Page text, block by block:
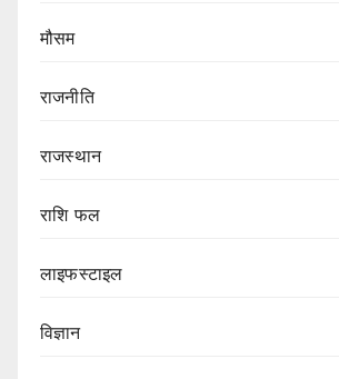
मौसम
राजनीति
राजस्थान
राशि फल
लाइफस्टाइल
विज्ञान